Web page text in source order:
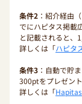
条件2 ：紹介経由
でにハピタス掲載
と記載されると、
詳しくは「ハピタ
条件3 ：自動で貯
300ptをプレゼント
詳しくは「